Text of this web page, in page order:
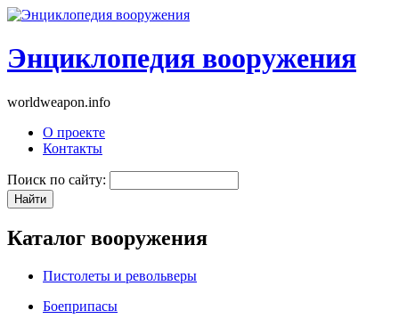
Энциклопедия вооружения
worldweapon.info
О проекте
Контакты
Поиск по сайту:
Каталог вооружения
Пистолеты и револьверы
Боеприпасы